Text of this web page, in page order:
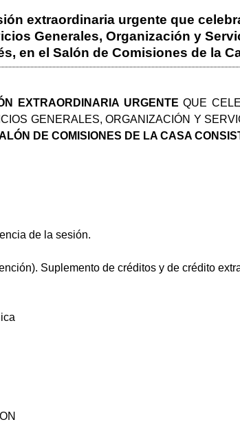
extraordinaria urgente que
Generales, Organización y
en el Salón de Comisiones de la
EXTRAORDINARIA URGENTEQUE
GENERALES, ORGANIZACIÓN Y
DE COMISIONES DE LA CASA
de la sesión.
Suplemento de créditos y de crédito